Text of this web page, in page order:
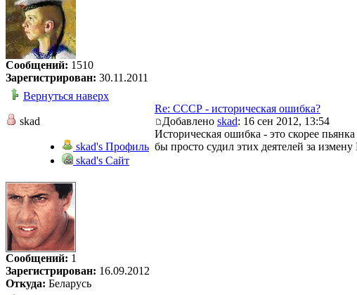
Сообщений: 1510
Зарегистрирован: 30.11.2011
Вернуться наверх
skad
skad's Профиль
skad's Сайт
Сообщений: 1
Зарегистрирован: 16.09.2012
Откуда: Беларусь
Re: СССР - историческая ошибка?
Добавлено skad: 16 сен 2012, 13:54
Историческая ошибка - это скорее
бы просто судил этих деятелей за измену